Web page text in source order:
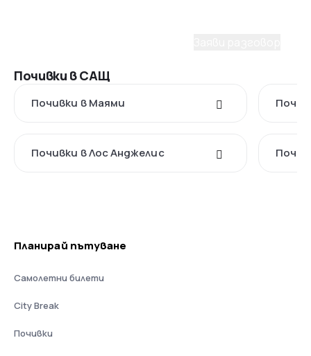
Почивки в САЩ
Почивки в Маями
Почивки в Лос Анджелис
Планирай пътуване
Самолетни билети
City Break
Почивки